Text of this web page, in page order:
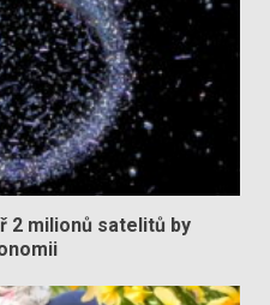
2 milionů satelitů by